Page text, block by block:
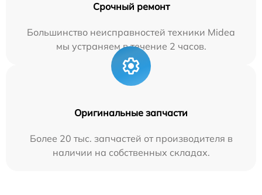
Срочный ремонт
Большинство неисправностей техники Midea
мы устраняем в течение 2 часов.
Оригинальные запчасти
Более 20 тыс. запчастей от производителя в
наличии на собственных складах.